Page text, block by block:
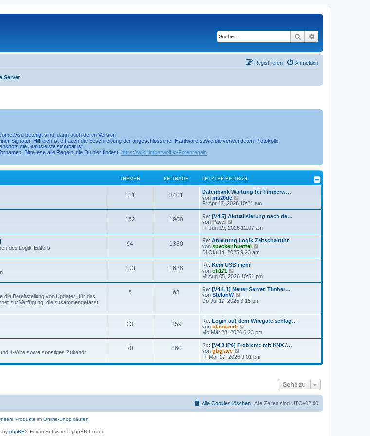
Suche
Anmelden
Registrieren
Server
beteiligt sind, dann auch deren Version
Signatur. Hilfreich ist oft auch die Beschreibung der angeschlossener Hardware sowie die verwendeten Protokolle
die Statusleiste sichtbar ist
Bitte lese alle Regeln, die Du hier findest: https://wiki.timberwolf.io/Forenregeln
THEMEN BEITRÄGE LETZTER BEITRAG
111 3401
Datenbank Wartung für Timberw…
von ms20de
e
u
e
t
r
B
e
r
g
Fr Apr 17, 2026 10:21 am
152 1900 Re: [V4.5] Aktualisierung nach de…
von Pavel
e
u
e
s
t
r
B
e
i
r
a
g
Fr Jun 19, 2026 12:07 am
des Logik-Editors
94 1330 Re: Anleitung Logik Zeitschaltuhr
von speckenbuettel
e
u
t
B
i
r
a
Di Okt 14, 2025 9:23 am
103 1686 Re: Kein USB mehr
von oli171
e
u
e
s
t
B
e
i
t
r
a
g
Mi Aug 05, 2026 10:51 pm
die Bereitstellung von Updates, für das
zur Verfügung, die zusammengefasst
5 63 Re: [V4.1.1] Neuer Server. Timber…
von StefanW
e
s
t
e
r
e
t
r
Do Jul 17, 2025 3:15 pm
33 259 Re: Login auf dem Wiregate schläg…
von blaubaerli
e
u
e
t
r
r
a
Mo Mär 23, 2026 6:23 pm
1-Wire sowie sonstiges Zubehör
70 860 Re: [V4.8 IP6] Probleme mit KNX /…
von gbglace
e
u
e
Fr Mär 27, 2026 9:01 pm
Gehe zu
Alle Zeiten sind UTC+02:00
Alle Cookies löschen
Produkte im Online-Shop kaufen
by phpBB® Forum Software © phpBB Limited